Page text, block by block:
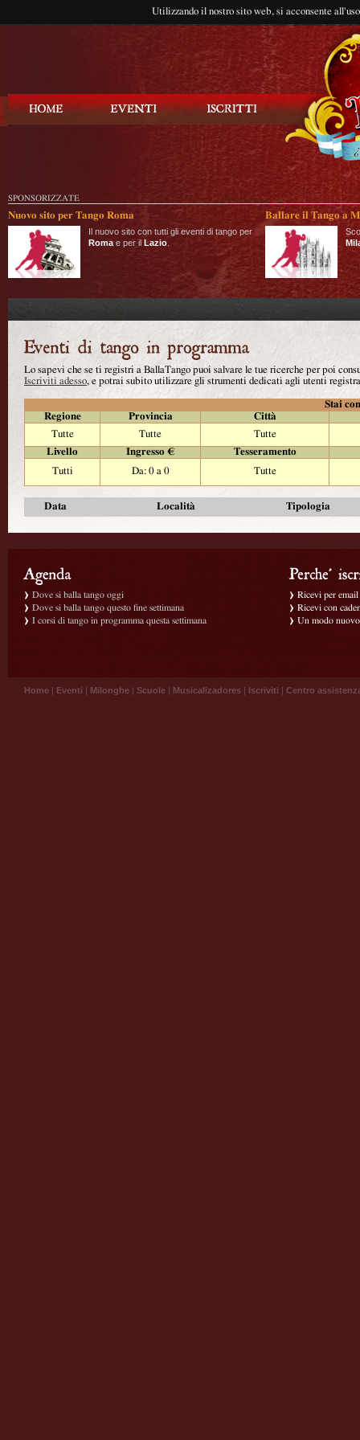
Utilizzando il nostro sito web, si acconsente
SPONSORIZZATE
Nuovo sito per Tango Roma
Il nuovo sito con tutti gli eventi di tango per
Roma e per il Lazio
Ballare il Tango a
Lo sapevi che se ti registri a BallaTango puoi salvare le tue ricerche per poi
Iscriviti adesso, e potrai subito utilizzare gli strumenti dedicati agli utenti
Stai
Regione
Provincia
Città
Tutte
Tutte
Tutte
Livello
Ingresso €
Tesseramento
Tutti
Da: 0 a 0 Tutte
Data Località Tipologia
Dove si balla tango oggi
Dove si balla tango questo fine settimana
I corsi di tango in programma questa settimana
Ricevi per
Ricevi con
Un modo
Home | Eventi | Milonghe | Scuole | Musicalizadores | Iscriviti | Centro